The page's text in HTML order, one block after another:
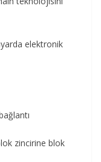
elektronik
zincirine blok